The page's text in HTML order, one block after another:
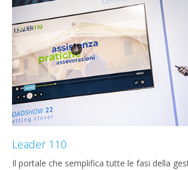
Leader 110
Il portale che semplifica tutte le fasi della